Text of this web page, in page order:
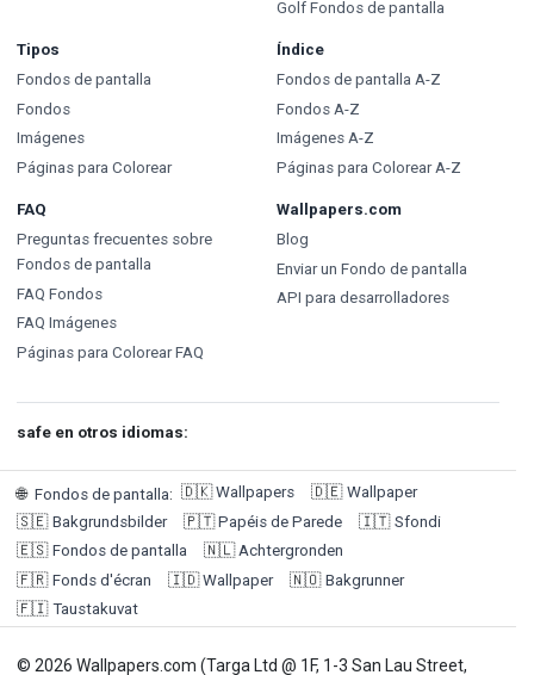
Golf Fondos de pantalla
Tipos
Fondos de pantalla
Fondos
Imágenes
Páginas para Colorear
Índice
Fondos de pantalla A-Z
Fondos A-Z
Imágenes A-Z
Páginas para Colorear A-Z
FAQ
Preguntas frecuentes sobre
Fondos de pantalla
FAQ Fondos
FAQ Imágenes
Páginas para Colorear FAQ
Wallpapers.com
Blog
Enviar un Fondo de pantalla
API para desarrolladores
safe en otros idiomas:
🌐 Fondos de pantalla: 🇩🇰 Wallpapers 🇩🇪 Wallpaper
🇸🇪 Bakgrundsbilder 🇵🇹 Papéis de Parede 🇮🇹 Sfondi
🇪🇸 Fondos de pantalla 🇳🇱 Achtergronden
🇫🇷 Fonds d'écran 🇮🇩 Wallpaper 🇳🇴 Bakgrunner
🇫🇮 Taustakuvat
© 2026 Wallpapers.com (Targa Ltd @ 1F, 1-3 San Lau Street,